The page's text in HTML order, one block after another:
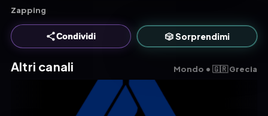
Zapping
Condividi 🎲 Sorprendimi
Altri canali Mondo • 🇬🇷 Grecia